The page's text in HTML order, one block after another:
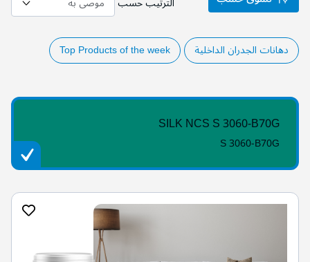
دهانات الجدران الداخلية Top Products of the week
SILK NCS S 3060-B70G
S 3060-B70G